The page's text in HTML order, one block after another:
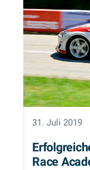
31. Juli 2019
Race